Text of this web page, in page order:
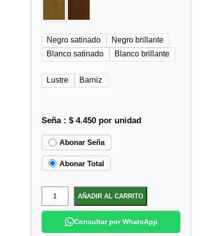
Negro satinado
Negro brillante
Blanco satinado
Blanco brillante
Lustre Barniz
Seña : $4.450por unidad
Abonar Total
Abonar Seña
e
i
AÑADIR AL CARRITO
Consultar por WhatsApp